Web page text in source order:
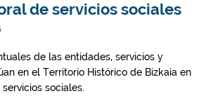
de servicios sociales
de las entidades, servicios y
en el Territorio Histórico de Bizkaia en
sociales.